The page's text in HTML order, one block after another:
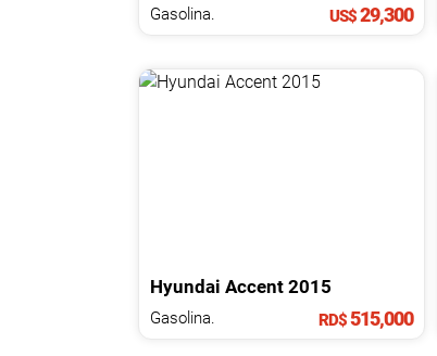
Gasolina. US$29,300
Hyundai Accent 2015
Gasolina. RD$515,000